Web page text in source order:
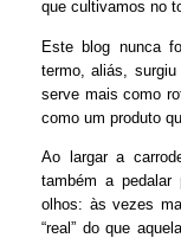
que cultivamos no
Este blog nunca
termo, aliás,
serve mais como
como um produto
Ao largar a
também a pedalar
olhos: às vezes
“real” do que